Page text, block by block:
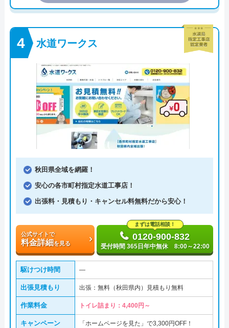
水道ワークス
秋田県全域を網羅！
安心の各市町村指定水道工事店！
出張料・見積もり・キャンセル料無料だから安心！
公式サイトで
料金詳細を見る
まずは電話相談！
0120-900-832
受付時間 365日年中無休 8:00～22:00
駆けつけ時間 ―
出張見積もり 出張：無料（秋田県内）見積もり無料
作業料金 トイレ詰まり：4,400円～
キャンペーン 「ホームページを見た」で3,300円OFF！